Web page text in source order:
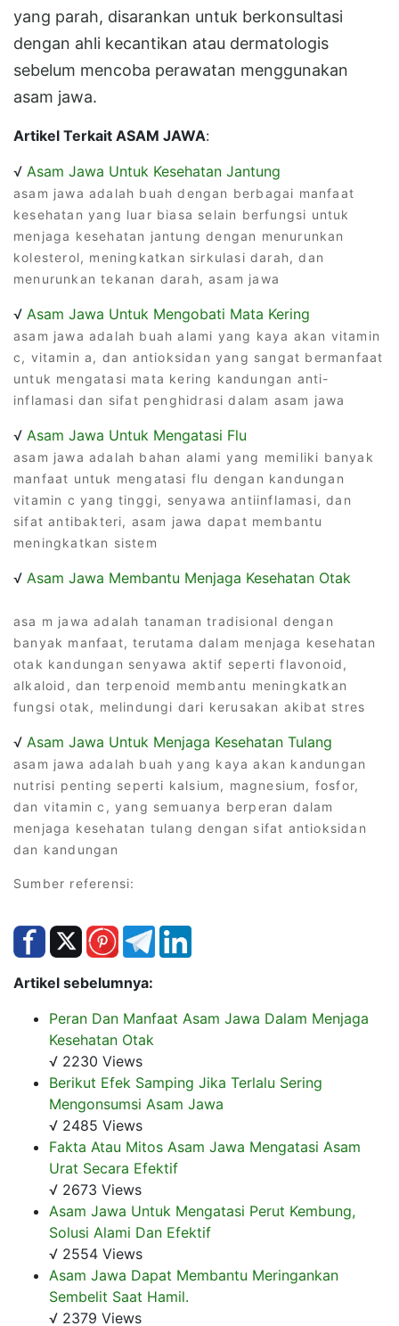
yang parah, disarankan untuk berkonsultasi
dengan ahli kecantikan atau dermatologis
sebelum mencoba perawatan menggunakan
asam jawa.
Artikel Terkait ASAM JAWA:
√ Asam Jawa Untuk Kesehatan Jantung
asam jawa adalah buah dengan berbagai manfaat
kesehatan yang luar biasa selain berfungsi untuk
menjaga kesehatan jantung dengan menurunkan
kolesterol, meningkatkan sirkulasi darah, dan
menurunkan tekanan darah, asam jawa
√ Asam Jawa Untuk Mengobati Mata Kering
asam jawa adalah buah alami yang kaya akan vitamin
c, vitamin a, dan antioksidan yang sangat bermanfaat
untuk mengatasi mata kering kandungan anti-
inflamasi dan sifat penghidrasi dalam asam jawa
√ Asam Jawa Untuk Mengatasi Flu
asam jawa adalah bahan alami yang memiliki banyak
manfaat untuk mengatasi flu dengan kandungan
vitamin c yang tinggi, senyawa antiinflamasi, dan
sifat antibakteri, asam jawa dapat membantu
meningkatkan sistem
√ Asam Jawa Membantu Menjaga Kesehatan Otak
asa m jawa adalah tanaman tradisional dengan
banyak manfaat, terutama dalam menjaga kesehatan
otak kandungan senyawa aktif seperti flavonoid,
alkaloid, dan terpenoid membantu meningkatkan
fungsi otak, melindungi dari kerusakan akibat stres
√ Asam Jawa Untuk Menjaga Kesehatan Tulang
asam jawa adalah buah yang kaya akan kandungan
nutrisi penting seperti kalsium, magnesium, fosfor,
dan vitamin c, yang semuanya berperan dalam
menjaga kesehatan tulang dengan sifat antioksidan
dan kandungan
Sumber referensi:
Artikel sebelumnya:
Peran Dan Manfaat Asam Jawa Dalam Menjaga
Kesehatan Otak
√ 2230 Views
Berikut Efek Samping Jika Terlalu Sering
Mengonsumsi Asam Jawa
√ 2485 Views
Fakta Atau Mitos Asam Jawa Mengatasi Asam
Urat Secara Efektif
√ 2673 Views
Asam Jawa Untuk Mengatasi Perut Kembung,
Solusi Alami Dan Efektif
√ 2554 Views
Asam Jawa Dapat Membantu Meringankan
Sembelit Saat Hamil.
√ 2379 Views